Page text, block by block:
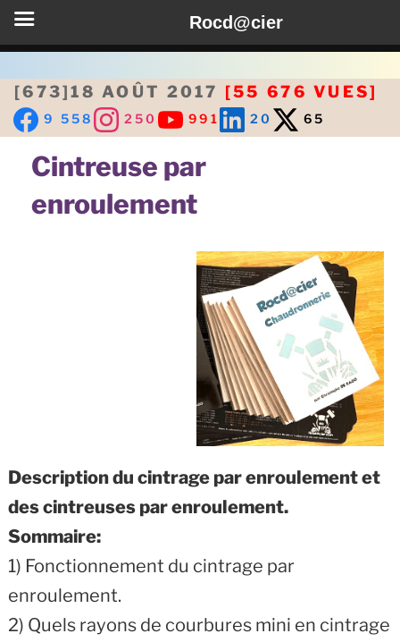
Aller
au
contenu
[673]18 AOÛT 2017 [55 676 VUES]
9 558 250 991 20 65
Cintreuse par
enroulement
Description du cintrage par enroulement et
des cintreuses par enroulement.
Sommaire:
1) Fonctionnement du cintrage par
enroulement.
2) Quels rayons de courbures mini en cintrage
Rocd@cier